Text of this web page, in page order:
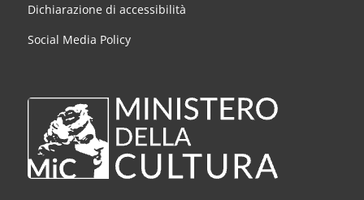
Dichiarazione di accessibilità
Social Media Policy